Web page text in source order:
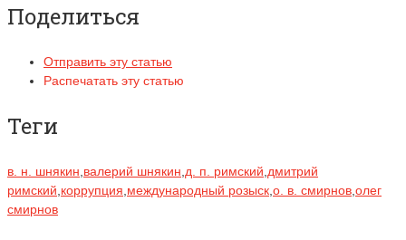
Поделиться
Отправить эту статью
Распечатать эту статью
Теги
в. н. шнякин валерий шнякин д. п. римский дмитрий
римский коррупция международный розыск о. в. смирнов олег
смирнов